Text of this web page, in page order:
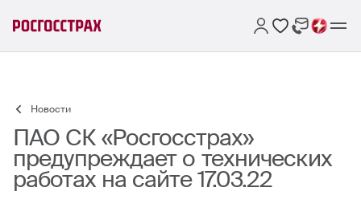
Новости
ПАО СК «Росгосстрах»
предупреждает о технических
работах на сайте 17.03.22